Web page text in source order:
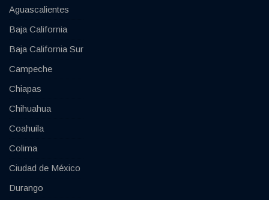
Aguascalientes
Baja California
Baja California Sur
Campeche
Chiapas
Chihuahua
Coahuila
Colima
Ciudad de México
Durango